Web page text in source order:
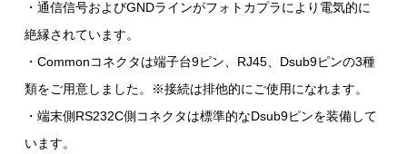
・通信信号およびGNDラインがフォトカプラにより電気的に
絶縁されています。
・Commonコネクタは端子台9ピン、RJ45、Dsub9ピンの3種
類をご用意しました。※接続は排他的にご使用になれます。
・端末側RS232C側コネクタは標準的なDsub9ピンを装備して
います。